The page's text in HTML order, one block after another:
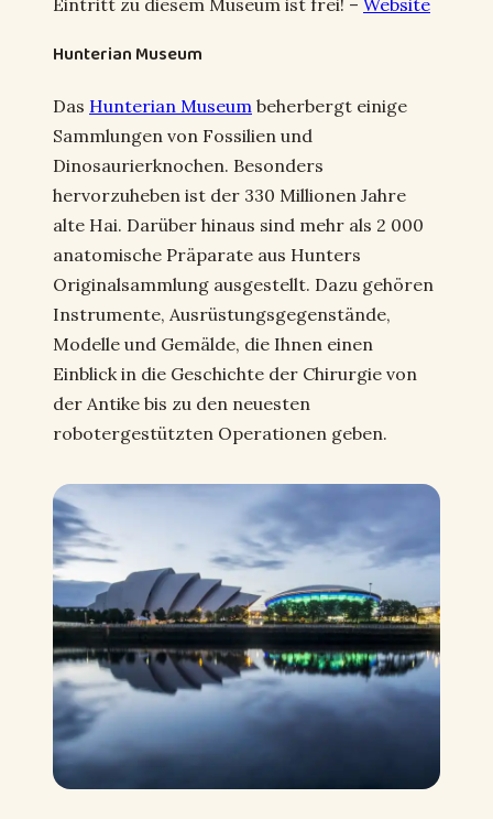
Eintritt zu diesem Museum ist frei! – Website
Hunterian Museum
Das Hunterian Museum beherbergt einige
Sammlungen von Fossilien und
Dinosaurierknochen. Besonders
hervorzuheben ist der 330 Millionen Jahre
alte Hai. Darüber hinaus sind mehr als 2 000
anatomische Präparate aus Hunters
Originalsammlung ausgestellt. Dazu gehören
Instrumente, Ausrüstungsgegenstände,
Modelle und Gemälde, die Ihnen einen
Einblick in die Geschichte der Chirurgie von
der Antike bis zu den neuesten
robotergestützten Operationen geben.